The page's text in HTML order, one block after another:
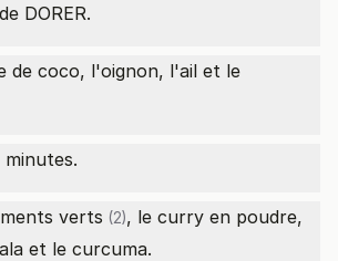
DORER.
de coco, l'oignon, l'ail et le
minutes.
verts (2), le curry en poudre,
et le curcuma.